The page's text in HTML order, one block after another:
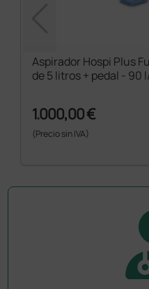
Aspirador Hospi Plus
de 5 litros + pedal - 90
1.000,00 €
(Precio sin IVA)